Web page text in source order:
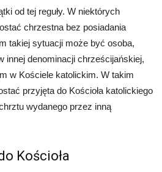
od tej reguły. W niektórych
chrzestna bez posiadania
takiej sytuacji może być osoba,
innej denominacji chrześcijańskiej,
w Kościele katolickim. W takim
przyjęta do Kościoła katolickiego
wydanego przez inną
Kościoła